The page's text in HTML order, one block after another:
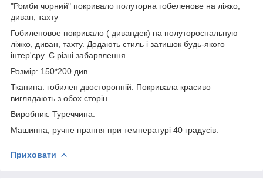
"Ромби чорний" покривало полуторна гобеленове на ліжко,
диван, тахту
Гобиленовое покривало ( дивандек) на полутороспальную
ліжко, диван, тахту. Додають стиль і затишок будь-якого
інтер'єру. Є різні забарвлення.
Розмір: 150*200 див.
Тканина: гобилен двосторонній. Покривала красиво
виглядають з обох сторін.
Виробник: Туреччина.
Машинна, ручне прання при температурі 40 градусів.
Приховати